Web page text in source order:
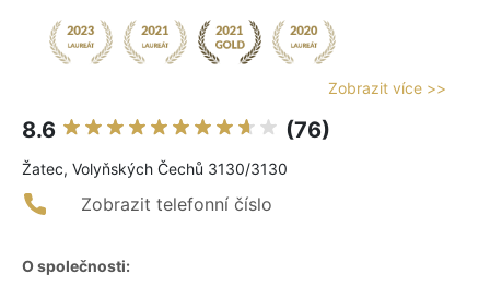
Zobrazit více >>
8.6 (76)
Žatec, Volyňských Čechů 3130/3130
Zobrazit telefonní číslo
O společnosti: